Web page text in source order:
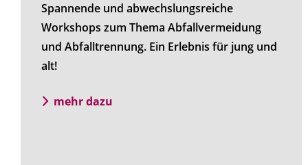
Spannende und abwechslungsreiche
Workshops zum Thema Abfallvermeidung
und Abfalltrennung. Ein Erlebnis für jung und
alt!
mehr dazu